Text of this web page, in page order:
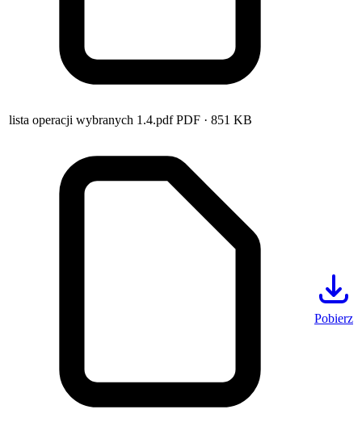
lista operacji wybranych 1.4.pdf PDF · 851 KB
Pobierz